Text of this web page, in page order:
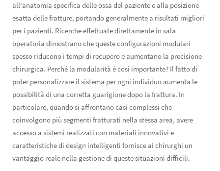
all'anatomia specifica delle ossa del paziente e alla posizione
esatta delle fratture, portando generalmente a risultati migliori
per i pazienti. Ricerche effettuate direttamente in sala
operatoria dimostrano che queste configurazioni modulari
spesso riducono i tempi di recupero e aumentano la precisione
chirurgica. Perché la modularità è così importante? Il fatto di
poter personalizzare il sistema per ogni individuo aumenta le
possibilità di una corretta guarigione dopo la frattura. In
particolare, quando si affrontano casi complessi che
coinvolgono più segmenti fratturati nella stessa area, avere
accesso a sistemi realizzati con materiali innovativi e
caratteristiche di design intelligenti fornisce ai chirurghi un
vantaggio reale nella gestione di queste situazioni difficili.